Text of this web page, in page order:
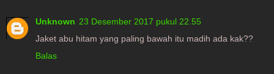
Unknown 23 Desember 2017 pukul 22.55
Jaket abu hitam yang paling bawah itu madih ada kak??
Balas